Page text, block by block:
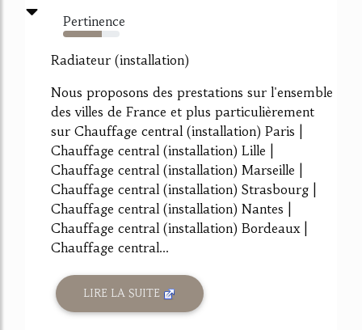
Pertinence
68%
Radiateur (installation)
Nous proposons des prestations sur l'ensemble
des villes de France et plus particulièrement
sur Chauffage central (installation) Paris |
Chauffage central (installation) Lille |
Chauffage central (installation) Marseille |
Chauffage central (installation) Strasbourg |
Chauffage central (installation) Nantes |
Chauffage central (installation) Bordeaux |
Chauffage central...
LIRE LA SUITE